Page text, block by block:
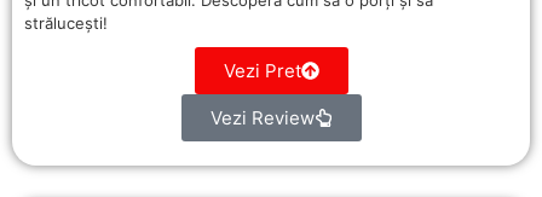
strălucești!
Vezi Pret
Vezi Review